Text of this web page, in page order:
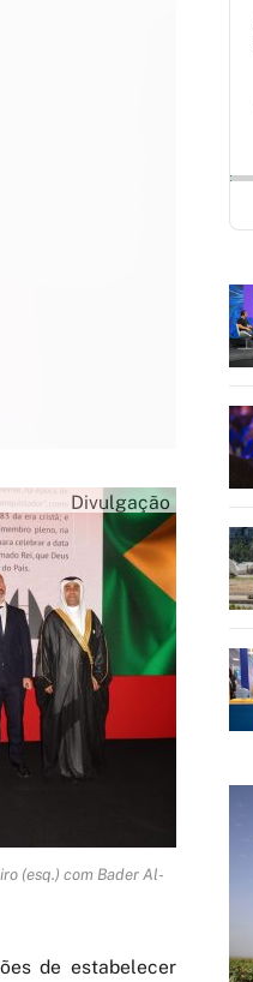
Divulgação
(esq.) com Bader Al-
de estabelecer